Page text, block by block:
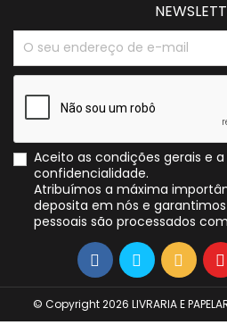
Aceito as condições gerais e
confidencialidade.
Atribuímos a máxima
deposita em nós e
pessoais são processados
© Copyright 2026 LIVRARIA E